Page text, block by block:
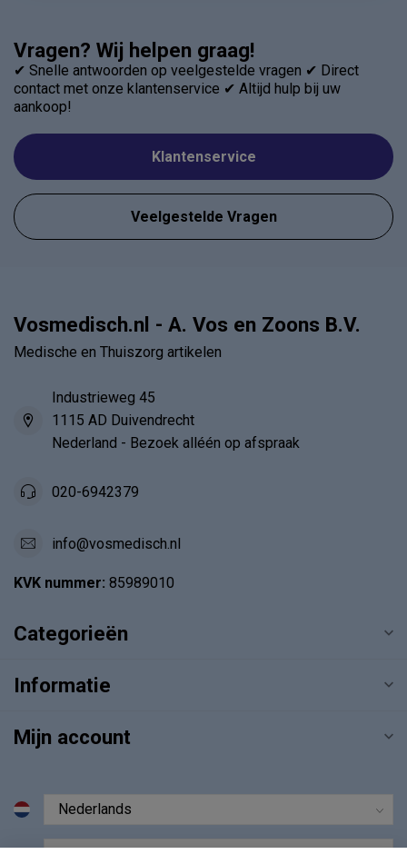
Vragen? Wij helpen graag!
✔ Snelle antwoorden op veelgestelde vragen ✔ Direct
contact met onze klantenservice ✔ Altijd hulp bij uw
aankoop!
Klantenservice
Veelgestelde Vragen
Vosmedisch.nl - A. Vos en Zoons B.V.
Medische en Thuiszorg artikelen
Industrieweg 45
1115 AD Duivendrecht
Nederland - Bezoek alléén op afspraak
020-6942379
info@vosmedisch.nl
KVK nummer: 85989010
Categorieën
Informatie
Mijn account